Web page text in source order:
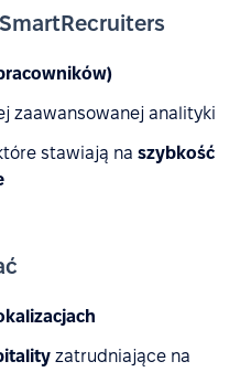
zaawansowanej analityki
stawiają na szybkość
zatrudniające na